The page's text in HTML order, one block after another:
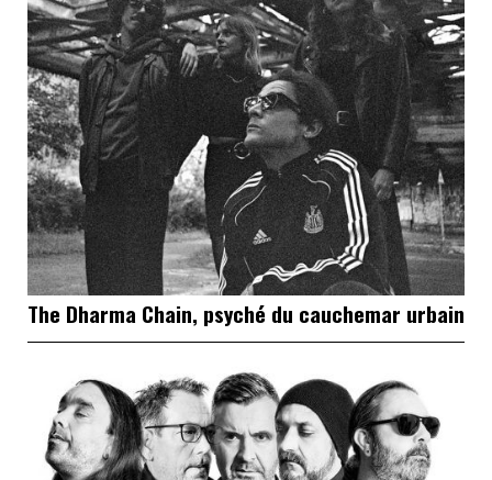
The Dharma Chain, psyché du cauchemar urbain